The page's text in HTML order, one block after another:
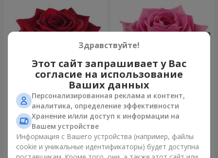
Роза красная (поштучно)
Заказать
Роза розовая (поштучно)
Заказать
Здравствуйте!
Этот сайт запрашивает у Вас
согласие на использование
Ваших данных
Персонализированная реклама и контент,
аналитика, определение эффективности
Хранение и/или доступ к информации на
Вашем устройстве
Информация с Вашего устройства (например, файлы
cookie и уникальные идентификаторы) будет доступна